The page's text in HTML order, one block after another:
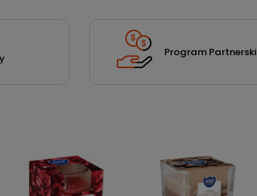
Program Partnerski